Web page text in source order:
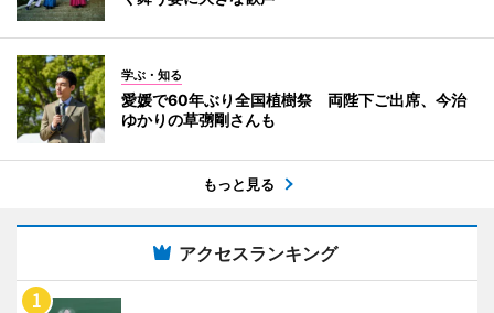
学ぶ・知る
愛媛で60年ぶり全国植樹祭 両陛下ご出席、今治
ゆかりの草彅剛さんも
もっと見る
アクセスランキング